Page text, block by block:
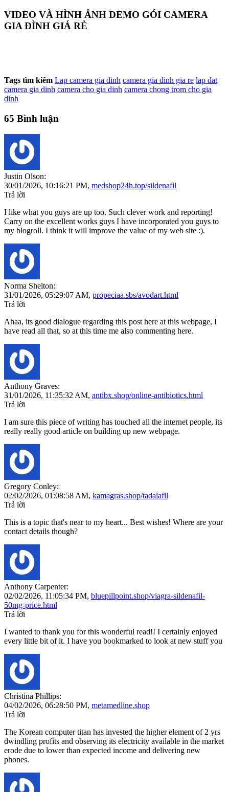
VIDEO VÀ HÌNH ẢNH DEMO GÓI CAMERA
GIA ĐÌNH GIÁ RẺ
Tags tìm kiếm Lap camera gia dinh camera gia dinh gia re lap dat
camera gia dinh camera cho gia dinh camera chong trom cho gia
dinh
65 Bình luận
Justin Olson:
30/01/2026, 10:16:21 PM, medshop24h.top/sildenafil
Trả lời
I like what you guys are up too. Such clever work and reporting!
Carry on the excellent works guys I have incorporated you guys to
my blogroll. I think it will improve the value of my web site :).
Norma Shelton:
31/01/2026, 05:29:07 AM, propeciaa.sbs/avodart.html
Trả lời
Ahaa, its good dialogue regarding this post here at this webpage, I
have read all that, so at this time me also commenting here.
Anthony Graves:
31/01/2026, 11:35:32 AM, antibx.shop/online-antibiotics.html
Trả lời
I am sure this piece of writing has touched all the internet people, its
really really good article on building up new webpage.
Gregory Conley:
02/02/2026, 01:08:58 AM, kamagras.shop/tadalafil
Trả lời
This is a topic that's near to my heart... Best wishes! Where are your
contact details though?
Anthony Carpenter:
02/02/2026, 11:05:34 PM, bluepillpoint.shop/viagra-sildenafil-
50mg-price.html
Trả lời
I wanted to thank you for this wonderful read!! I certainly enjoyed
every little bit of it. I have you bookmarked to look at new stuff you
Christina Phillips:
04/02/2026, 06:28:50 PM, metamedline.shop
Trả lời
The Korean computer titan has invested the higher element of 2 yrs
dwindling profits and observing its electricity available in the market
erode due to lower than expected income and delivering new
phones.